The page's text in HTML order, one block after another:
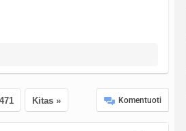
471 Kitas » Komentuoti